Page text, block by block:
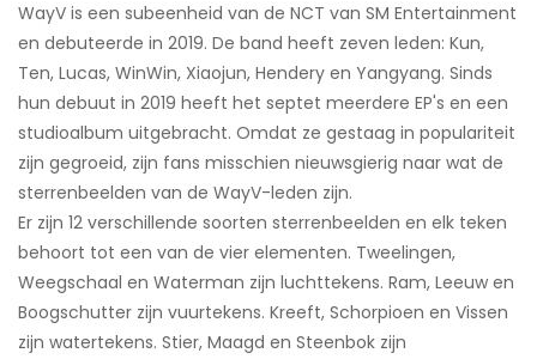
WayV is een subeenheid van de NCT van SM Entertainment
en debuteerde in 2019. De band heeft zeven leden: Kun,
Ten, Lucas, WinWin, Xiaojun, Hendery en Yangyang. Sinds
hun debuut in 2019 heeft het septet meerdere EP's en een
studioalbum uitgebracht. Omdat ze gestaag in populariteit
zijn gegroeid, zijn fans misschien nieuwsgierig naar wat de
sterrenbeelden van de WayV-leden zijn.
Er zijn 12 verschillende soorten sterrenbeelden en elk teken
behoort tot een van de vier elementen. Tweelingen,
Weegschaal en Waterman zijn luchttekens. Ram, Leeuw en
Boogschutter zijn vuurtekens. Kreeft, Schorpioen en Vissen
zijn watertekens. Stier, Maagd en Steenbok zijn